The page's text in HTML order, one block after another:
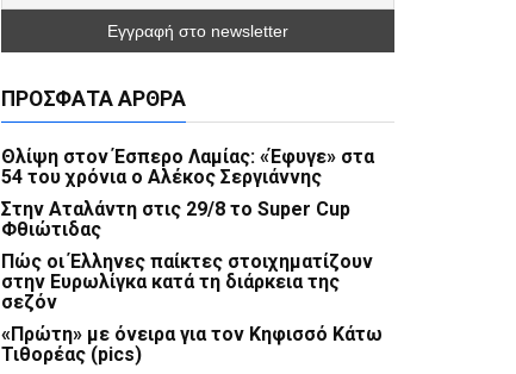
ΠΡΌΣΦΑΤΑ ΆΡΘΡΑ
Θλίψη στον Έσπερο Λαμίας: «Έφυγε» στα
54 του χρόνια ο Αλέκος Σεργιάννης
Στην Αταλάντη στις 29/8 το Super Cup
Φθιώτιδας
Πώς οι Έλληνες παίκτες στοιχηματίζουν
στην Ευρωλίγκα κατά τη διάρκεια της
σεζόν
«Πρώτη» με όνειρα για τον Κηφισσό Κάτω
Τιθορέας (pics)